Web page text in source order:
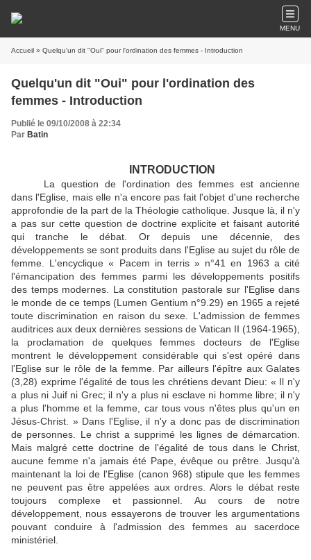
MENU
Accueil » Quelqu'un dit "Oui" pour l'ordination des femmes - Introduction
Quelqu'un dit "Oui" pour l'ordination des
femmes - Introduction
Publié le 09/10/2008 à 22:34
Par Batin
INTRODUCTION
La question de l'ordination des femmes est ancienne
dans l'Eglise, mais elle n'a encore pas fait l'objet d'une recherche
approfondie de la part de la Théologie catholique. Jusque là, il n'y
a pas sur cette question de doctrine explicite et faisant autorité
qui tranche le débat. Or depuis une décennie, des
développements se sont produits dans l'Eglise au sujet du rôle de
femme. L'encyclique « Pacem in terris » n°41 en 1963 a cité
l'émancipation des femmes parmi les développements positifs
des temps modernes. La constitution pastorale sur l'Eglise dans
le monde de ce temps (Lumen Gentium n°9.29) en 1965 a rejeté
toute discrimination en raison du sexe. L'admission de femmes
auditrices aux deux dernières sessions de Vatican II (1964-1965),
la proclamation de quelques femmes docteurs de l'Eglise
montrent le développement considérable qui s'est opéré dans
l'Eglise sur le rôle de la femme. Par ailleurs l'épître aux Galates
(3,28) exprime l'égalité de tous les chrétiens devant Dieu: « Il n'y
a plus ni Juif ni Grec; il n'y a plus ni esclave ni homme libre; il n'y
a plus l'homme et la femme, car tous vous n'êtes plus qu'un en
Jésus-Christ. » Dans l'Eglise, il n'y a donc pas de discrimination
de personnes. Le christ a supprimé les lignes de démarcation.
Mais malgré cette doctrine de l'égalité de tous dans le Christ,
aucune femme n'a jamais été Pape, évêque ou prêtre. Jusqu'à
maintenant la loi de l'Eglise (canon 968) stipule que les femmes
ne peuvent pas être appelées aux ordres. Alors le débat reste
toujours complexe et passionnel. Au cours de notre
développement, nous essayerons de trouver les argumentations
pouvant conduire à l'admission des femmes au sacerdoce
ministériel.